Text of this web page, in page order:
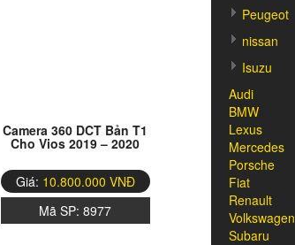
Camera 360 DCT Bản T1
Cho Vios 2019 – 2020
Giá: 10.800.000 VNĐ
Mã SP:8977
Peugeot
nissan
Isuzu
Audi
BMW
Lexus
Mercedes
Porsche
Fiat
Renault
Volkswagen
Subaru